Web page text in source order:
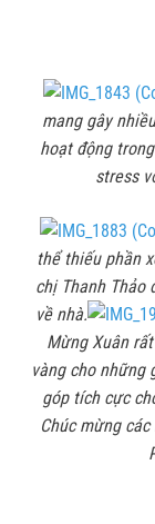
mang gây
hoạt động
stress
thể thiếu phần
chị Thanh Thảo
về nhà.
Mừng Xuân
vàng cho những
góp tích cực
Chúc mừng